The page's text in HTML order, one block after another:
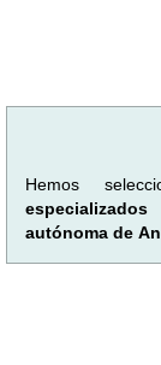
Hemos
autónoma de